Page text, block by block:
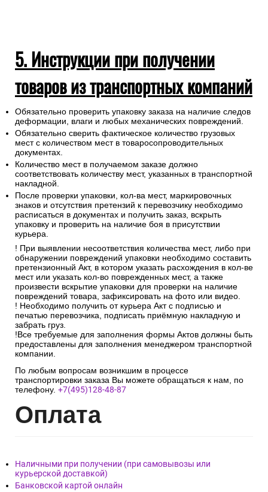
5. Инструкции при получении
товаров из транспортных компаний
Обязательно проверить упаковку заказа на наличие следов
деформации, влаги и любых механических повреждений.
Обязательно сверить фактическое количество грузовых
мест с количеством мест в товаросопроводительных
документах.
Количество мест в получаемом заказе должно
соответствовать количеству мест, указанных в транспортной
накладной.
После проверки упаковки, кол-ва мест, маркировочных
знаков и отсутствия претензий к перевозчику необходимо
расписаться в документах и получить заказ, вскрыть
упаковку и проверить на наличие боя в присутствии
курьера.
! При выявлении несоответствия количества мест, либо при
обнаружении повреждений упаковки необходимо составить
претензионный Акт, в котором указать расхождения в кол-ве
мест или указать кол-во поврежденных мест, а также
произвести вскрытие упаковки для проверки на наличие
повреждений товара, зафиксировать на фото или видео.
! Необходимо получить от курьера Акт с подписью и
печатью перевозчика, подписать приёмную накладную и
забрать груз.
!Все требуемые для заполнения формы Актов должны быть
предоставлены для заполнения менеджером транспортной
компании.
По любым вопросам возникшим в процессе
транспортировки заказа Вы можете обращаться к нам, по
телефону. +7(495)128-48-87
Оплата
Наличными при получении (при самовывозы или
курьерской доставкой)
Банковской картой онлайн